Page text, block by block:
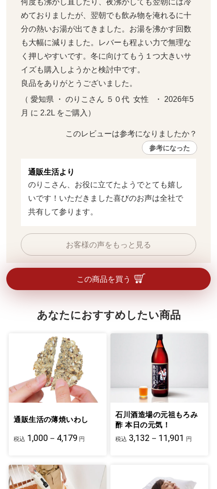
何度も沸かし直したり、夜沸かしても翌朝には冷
めておりましたが、翌朝でも飲み物を淹れるに十
分の熱いお湯が出てきました。お湯を沸かす回数
も大幅に減りました。レバーも程よい力で無理な
く押しやすいです。冬に向けてもう１つ大きいサ
イズも購入しようかと検討中です。
良品をありがとうございました。
（ 愛知県 ・ のりこさん ５０代  女性   ・ 2026年5
月 に 2.2L をご購入）
このレビューは参考になりましたか？
参考になった
通販生活より
のりこさん、お役に立てたようでとても嬉し
いです！いただきました喜びのお声は全社で
共有して参ります。
お客様の声をもっと見る
この商品を買う
あなたにおすすめしたい商品
通販生活の薄焼いわし
税込 1,000－4,179 円
石川酒造場の元祖もろみ
酢 本日の元気！
税込 3,132－11,901 円